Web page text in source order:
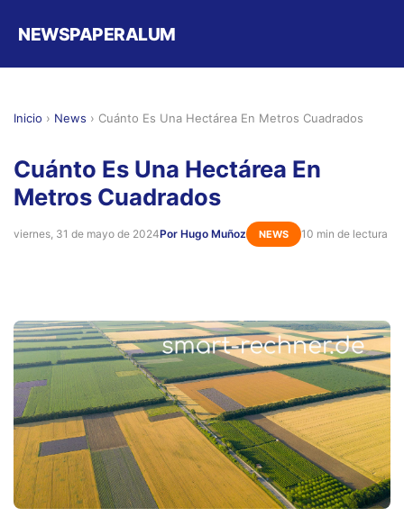
NEWSPAPERALUM
Inicio › News › Cuánto Es Una Hectárea En Metros Cuadrados
Cuánto Es Una Hectárea En
Metros Cuadrados
viernes, 31 de mayo de 2024Por Hugo Muñoz NEWS 10 min de lectura